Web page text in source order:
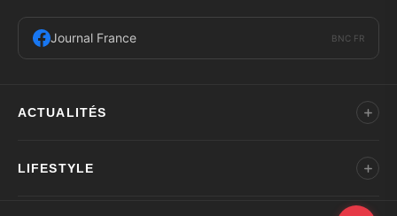
Journal France BNC FR
ACTUALITÉS
LIFESTYLE